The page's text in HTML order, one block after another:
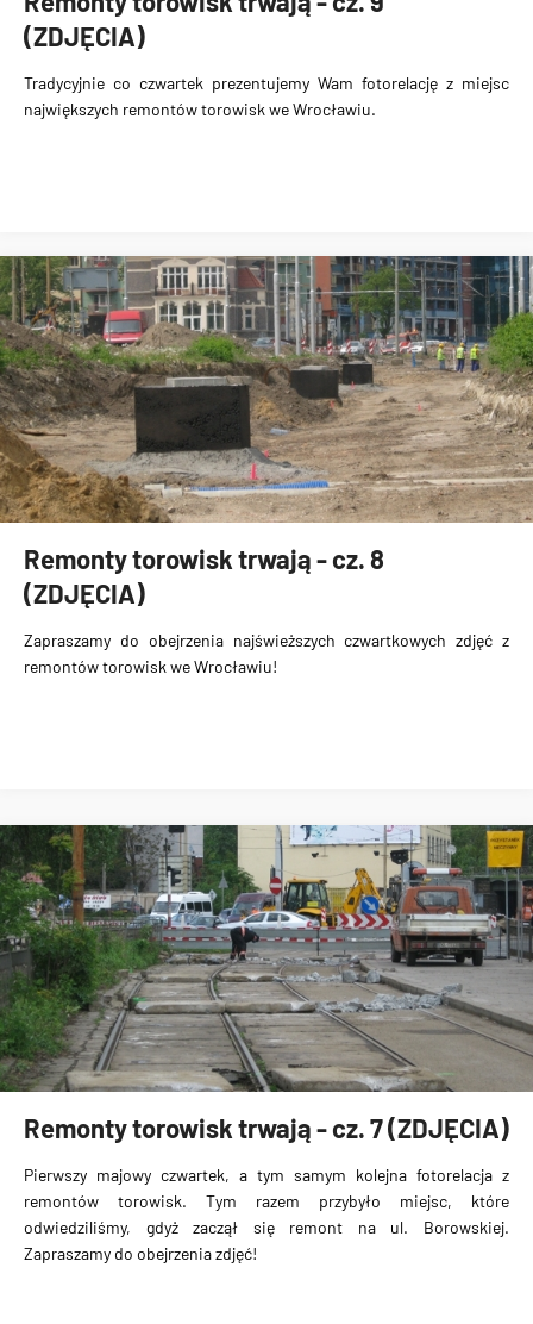
(ZDJĘCIA)
Tradycyjnie co czwartek prezentujemy Wam fotorelację z miejsc
największych remontów torowisk we Wrocławiu.
Remonty torowisk trwają - cz. 8
(ZDJĘCIA)
Zapraszamy do obejrzenia najświeższych czwartkowych zdjęć z
remontów torowisk we Wrocławiu!
Remonty torowisk trwają - cz. 7 (ZDJĘCIA)
Pierwszy majowy czwartek, a tym samym kolejna fotorelacja z
remontów torowisk. Tym razem przybyło miejsc, które
odwiedziliśmy, gdyż zaczął się remont na ul. Borowskiej.
Zapraszamy do obejrzenia zdjęć!